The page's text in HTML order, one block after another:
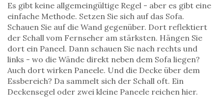
Es gibt keine allgemeingültige Regel - aber es gibt eine
einfache Methode. Setzen Sie sich auf das Sofa.
Schauen Sie auf die Wand gegenüber. Dort reflektiert
der Schall vom Fernseher am stärksten. Hängen Sie
dort ein Paneel. Dann schauen Sie nach rechts und
links - wo die Wände direkt neben dem Sofa liegen?
Auch dort wirken Paneele. Und die Decke über dem
Essbereich? Da sammelt sich der Schall oft. Ein
Deckensegel oder zwei kleine Paneele reichen hier.